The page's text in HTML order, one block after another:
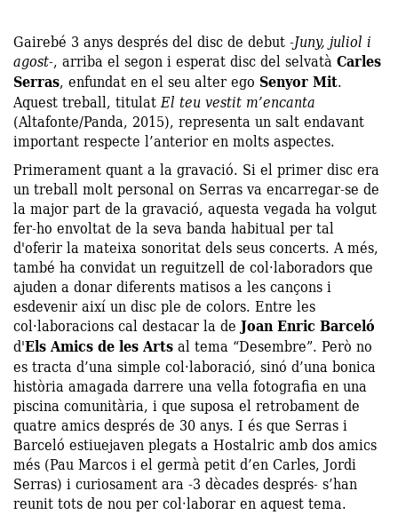
Gairebé 3 anys després del disc de debut -Juny, juliol i
agost-, arriba el segon i esperat disc del selvatàCarles
Serras, enfundat en el seu alter ego Senyor Mit.
Aquest treball, titulatEl teu vestit m’encanta
(Altafonte/Panda, 2015), representa un salt endavant
important respecte l’anterior en molts aspectes.
Primerament quant a la gravació. Si el primer disc era
un treball molt personal on Serras va encarregar-se de
la major part de la gravació, aquesta vegada ha volgut
fer-ho envoltat de la seva banda habitual per tal
d'oferir la mateixa sonoritat dels seus concerts. A més,
també ha convidat un reguitzell de col·laboradors que
ajuden a donar diferents matisos a les cançons i
esdevenir així un disc ple de colors. Entre les
col·laboracions cal destacar la de Joan Enric Barceló
d'Els Amics de les Artsal tema “Desembre”. Però no
es tracta d’una simple col·laboració, sinó d’una bonica
història amagada darrere una vella fotografia en una
piscina comunitària, i que suposa el retrobament de
quatre amics després de 30 anys. I és que Serras i
Barceló estiuejaven plegats a Hostalric amb dos amics
més (Pau Marcos i el germà petit d’en Carles, Jordi
Serras) i curiosament ara -3 dècades després- s’han
reunit tots de nou per col·laborar en aquest tema.